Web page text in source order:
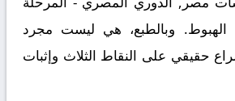
الهبوط. وبالطبع، هي ليست مجرد
حقيقي على النقاط الثلاث وإثبات